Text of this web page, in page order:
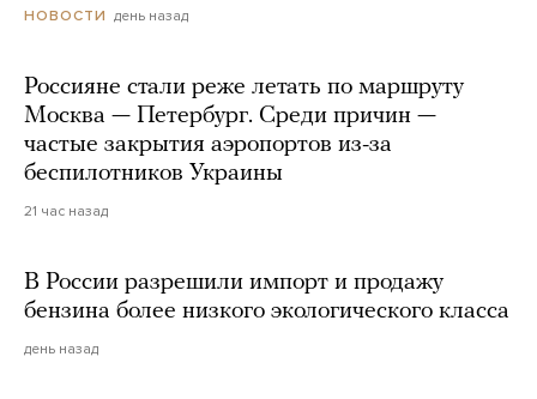
НОВОСТИ день назад
Россияне стали реже летать по маршруту
Москва — Петербург. Среди причин —
частые закрытия аэропортов из-за
беспилотников Украины
21 час назад
В России разрешили импорт и продажу
бензина более низкого экологического класса
день назад